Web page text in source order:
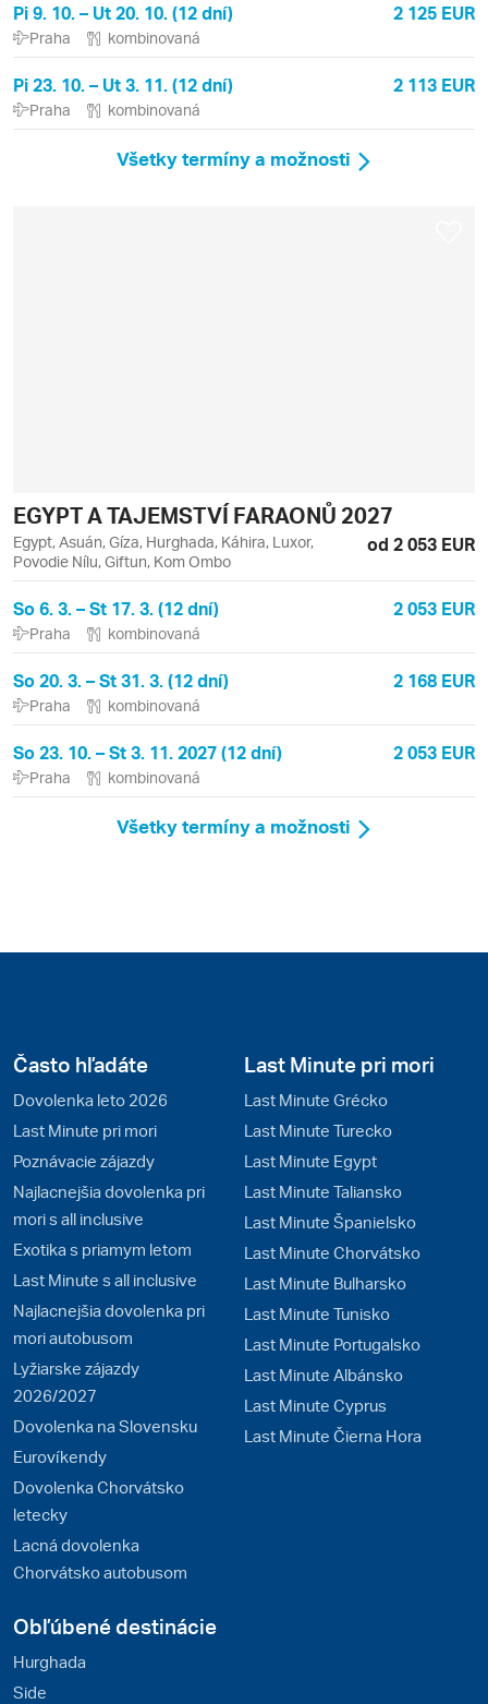
Pi 9. 10. – Ut 20. 10. (12 dní) 2 125 EUR
Praha kombinovaná
Pi 23. 10. – Ut 3. 11. (12 dní) 2 113 EUR
Praha kombinovaná
Všetky termíny a možnosti
EGYPT A TAJEMSTVÍ FARAONŮ 2027
Egypt, Asuán, Gíza, Hurghada, Káhira, Luxor,
Povodie Nílu, Giftun, Kom Ombo
od 2 053 EUR
So 6. 3. – St 17. 3. (12 dní) 2 053 EUR
Praha kombinovaná
So 20. 3. – St 31. 3. (12 dní) 2 168 EUR
Praha kombinovaná
So 23. 10. – St 3. 11. 2027 (12 dní) 2 053 EUR
Praha kombinovaná
Všetky termíny a možnosti
Často hľadáte
Dovolenka leto 2026
Last Minute pri mori
Poznávacie zájazdy
Najlacnejšia dovolenka pri
mori s all inclusive
Exotika s priamym letom
Last Minute s all inclusive
Najlacnejšia dovolenka pri
mori autobusom
Lyžiarske zájazdy
2026/2027
Dovolenka na Slovensku
Eurovíkendy
Dovolenka Chorvátsko
letecky
Lacná dovolenka
Chorvátsko autobusom
Last Minute pri mori
Last Minute Grécko
Last Minute Turecko
Last Minute Egypt
Last Minute Taliansko
Last Minute Španielsko
Last Minute Chorvátsko
Last Minute Bulharsko
Last Minute Tunisko
Last Minute Portugalsko
Last Minute Albánsko
Last Minute Cyprus
Last Minute Čierna Hora
Obľúbené destinácie
Hurghada
Side